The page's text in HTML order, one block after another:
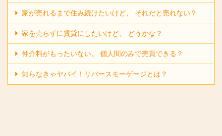
家が売れるまで住み続けたいけど、 それだと売れない？
家を売らずに賃貸にしたいけど、 どうかな？
仲介料がもったいない。 個人間のみで売買できる？
知らなきゃヤバイ！リバースモーゲージとは？